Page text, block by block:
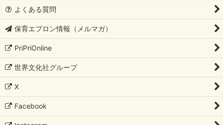
よくある質問
保育エプロン情報（メルマガ）
PriPriOnline
世界文化社グループ
X
Facebook